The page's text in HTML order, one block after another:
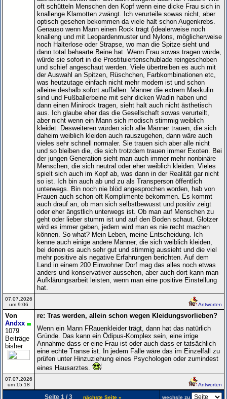
oft schütteln Menschen den Kopf wenn eine dicke Frau sich in
knallenge Klamotten zwängt. Ich verurteile sowas nicht, aber
optisch gesehen bekommen da viele halt schon Augenkrebs.
Genauso wenn Mann einen Rock trägt (idealerweise noch
knalleng und mit Leopardenmuster und Nylons, möglicherweise
noch Halterlose oder Strapse, wo man die Spitze sieht und
dann total behaarte Beine hat. Wenn Frau sowas tragen würde,
würde sie sofort in die Prostituiertenschublade reingeschoben
und schief angeschaut werden. Viele übertreiben es auch mit
der Auswahl an Spitzen, Rüschchen, Farbkombinationen etc,
was heutzutage einfach nicht mehr modern ist und schon
alleine deshalb sofort auffallen. Männer die extrem Maskulin
sind und Fußballerbeine mit sehr dicken Wadln haben und
dann einen Minirock tragen, sieht halt auch nicht ästhetisch
aus. Ich glaube eher das die Gesellschaft sowas verurteilt,
aber nicht wenn ein Mann sich modisch stimmig weiblich
kleidet. Desweiteren würden sich alle Männer trauen, die sich
daheim weiblich kleiden auch rauszugehen, dann wäre auch
vieles sehr schnell normaler. Sie trauen sich aber alle nicht
und so bleiben die, die sich trotzdem trauen immer Exoten. Bei
der jungen Generation sieht man auch immer mehr nonbinäre
Menschen, die sich neutral oder eher weiblich kleiden. Vieles
spielt sich auch im Kopf ab, was dann in der Realität gar nicht
so ist. Ich bin auch ab und zu als Transperson öffentlich
unterwegs. Bin noch nie blöd angesprochen worden, hab von
Frauen auch schon oft Komplimente bekommen. Es kommt
auch drauf an, ob man sich selbstbewusst und positiv zeigt
oder eher ängstlich unterwegs ist. Ob man auf Menschen zu
geht oder lieber stumm ist und auf den Boden schaut. Glotzer
wird es immer geben, jedem wird man es nie recht machen
können. So what? Mein Leben, meine Entscheidung. Ich
kenne auch einige andere Männer, die sich weiblich kleiden,
bei denen es auch sehr gut und stimmig aussieht und die viel
mehr positive als negative Erfahrungen berichten. Auf dem
Land in einem 200 Einwohner Dorf mag das alles noch etwas
anders und konservativer aussehen, aber auch dort kann man
Aufklärungsarbeit leisten, wenn man eine positive Einstellung
hat.
07.07.2026
um 9:06
Antworten
Von
Andxx
1079
Beiträge
bisher
re: Tras werden, allein schon wegen Kleidungsvorlieben?
Wenn ein Mann FRauenkleider trägt, dann hat das natürlich
Gründe. Das kann ein Ödipus-Komplex sein, eine irrige
Annahme dass er eine Frau ist oder auch dass er tatsächlich
eine echte Transe ist. In jedem Falle wäre das im Einzelfall zu
prüfen unter Hinzuziehung eines Psychologen oder zumindest
eines Hausarztes.
07.07.2026
um 15:18
Antworten
Seite 1 / 3 nächste Seite » wechsle zu